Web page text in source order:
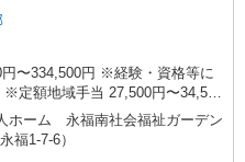
円〜334,500円 ※経験・資格等に
※定額地域手当 27,500円〜34,500
40,000円〜50,000円・居住支援
住宅手当
貸住宅の場合） 東京都居住支援
ホーム 永福南社会福祉ガーデン
福1-7-6）